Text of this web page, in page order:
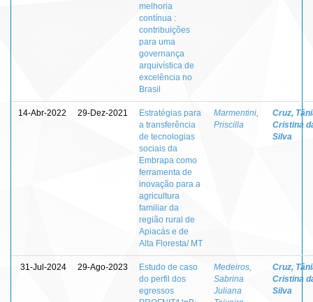
melhoria
contínua :
contribuições
para uma
governança
arquivística de
excelência no
Brasil
14-Abr-2022 29-Dez-2021
Estratégias para
a transferência
de tecnologias
sociais da
Embrapa como
ferramenta de
inovação para a
agricultura
familiar da
região rural de
Apiacás e de
Alta Floresta/ MT
Marmentini,
Priscilla
Cruz,
Cristina
Silva
31-Jul-2024 29-Ago-2023
Estudo de caso
do perfil dos
egressos
Medeiros,
Sabrina
Juliana
Cruz,
Cristina
Silva